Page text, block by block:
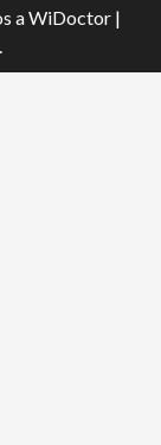
a WiDoctor |